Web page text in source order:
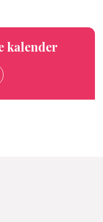
kalender